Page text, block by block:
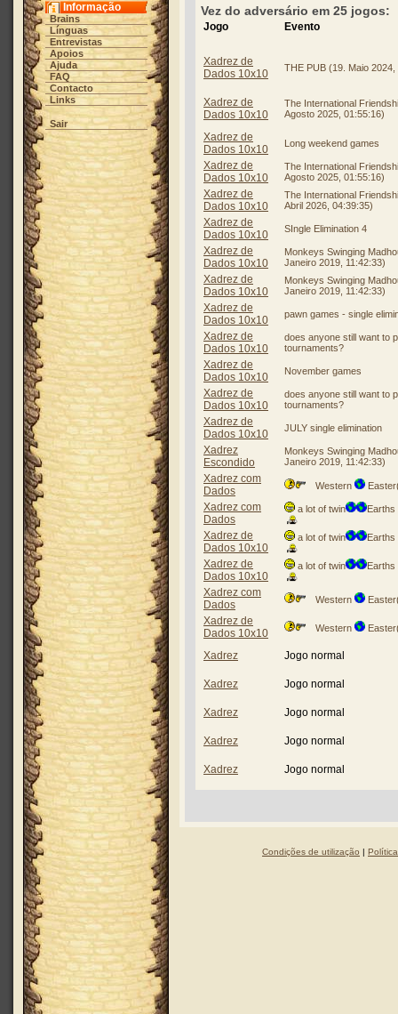
Informação
Brains
Línguas
Entrevistas
Apoios
Ajuda
FAQ
Contacto
Links
Sair
Vez do adversário em 25 jogos:
Jogo Evento
Xadrez de
Dados 10x10
THE PUB (19. Maio 2024,
Xadrez de
Dados 10x10
The International
Agosto 2025, 01:55:16)
Xadrez de
Dados 10x10
Long weekend games
Xadrez de
Dados 10x10
The International
Agosto 2025, 01:55:16)
Xadrez de
Dados 10x10
The International
Abril 2026, 04:39:35)
Xadrez de
Dados 10x10
SIngle Elimination 4
Xadrez de
Dados 10x10
Monkeys Swinging
Janeiro 2019, 11:42:33)
Xadrez de
Dados 10x10
Monkeys Swinging
Janeiro 2019, 11:42:33)
Xadrez de
Dados 10x10
pawn games - single
Xadrez de
Dados 10x10
does anyone still want to
tournaments?
Xadrez de
Dados 10x10
November games
Xadrez de
Dados 10x10
does anyone still want to
tournaments?
Xadrez de
Dados 10x10
JULY single elimination
Xadrez
Escondido
Monkeys Swinging
Janeiro 2019, 11:42:33)
Xadrez com
Dados
Western
Xadrez com
Dados
a lot of twin Earths
Xadrez de
Dados 10x10
a lot of twin Earths
Xadrez de
Dados 10x10
a lot of twin Earths
Xadrez com
Dados
Western
Xadrez de
Dados 10x10
Western
Xadrez Jogo normal
Xadrez Jogo normal
Xadrez Jogo normal
Xadrez Jogo normal
Xadrez Jogo normal
Condições de utilização |